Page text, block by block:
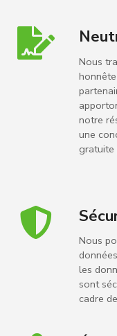
Nous
notre
une
gratuite
Nous
les
sont
cadre